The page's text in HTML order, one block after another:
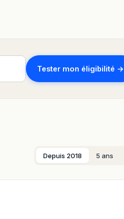
Tester mon éligibilité →
Depuis 2018 5 ans